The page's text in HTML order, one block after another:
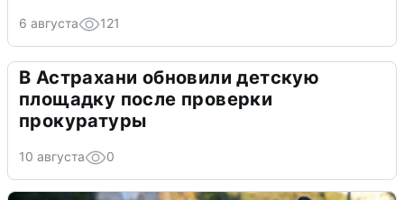
6 августа 121
В Астрахани обновили детскую
площадку после проверки
прокуратуры
10 августа 0